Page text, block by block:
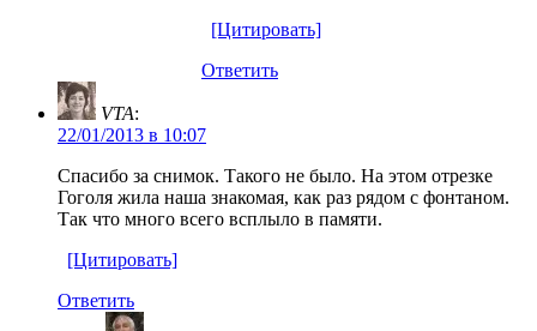
[Цитировать]
Ответить
VTA:
22/01/2013 в 10:07
Спасибо за снимок. Такого не было. На этом отрезке
Гоголя жила наша знакомая, как раз рядом с фонтаном.
Так что много всего всплыло в памяти.
[Цитировать]
Ответить